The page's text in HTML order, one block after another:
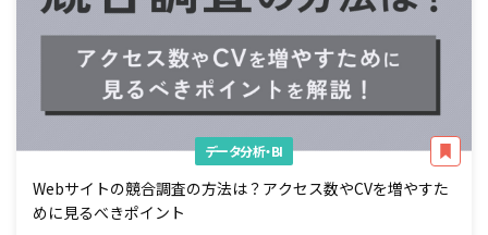
データ分析・BI
Webサイトの競合調査の方法は？アクセス数やCVを増やすた
めに見るべきポイント